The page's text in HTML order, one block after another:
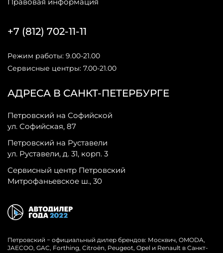
АДРЕСА В САНКТ-ПЕТЕРБУРГЕ
Петровский на Софийской
ул. Софийская, 87
Петровский на Руставели
ул. Руставели, д. 31, корп. 3
Сервисный центр Петровский
Митрофаньевское ш., 30
+7 (812) 702-11-11
Режим работы: 9.00-21.00
Сервисные центры: 7.00-21.00
Петровский − официальный дилер брендов: Москвич, OMODA,
JAECOO, GAC, Forthing, Citroёn, Peugeot, Opel и Renault в Санкт-